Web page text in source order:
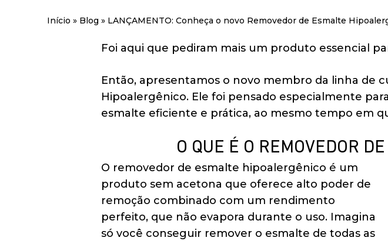
Início » Blog » LANÇAMENTO: Conheça o novo Removedor de Esmalte
Foi aqui que pediram mais um produto essencial
Então, apresentamos o novo membro da linha de
Hipoalergênico. Ele foi pensado especialmente
esmalte eficiente e prática, ao mesmo tempo em
O QUE É O REMOVEDOR
O removedor de esmalte hipoalergênico é um
produto sem acetona que oferece alto poder de
remoção combinado com um rendimento
perfeito, que não evapora durante o uso. Imagina
só você conseguir remover o esmalte de todas as